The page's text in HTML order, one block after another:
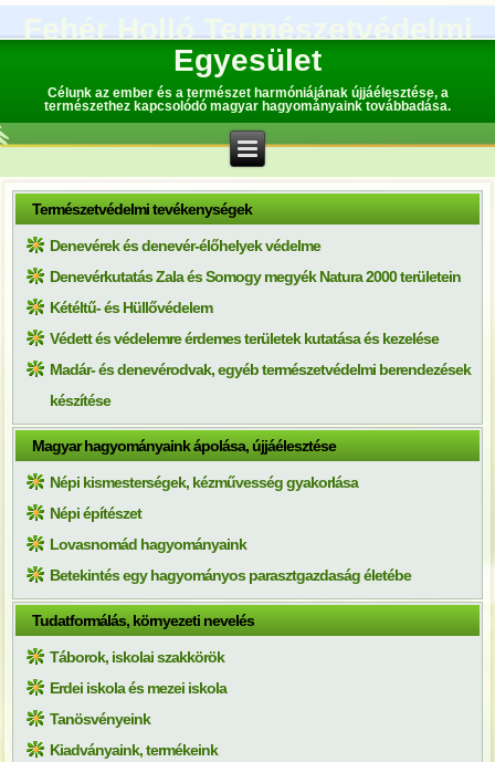
Fehér Holló Természetvédelmi
Egyesület
Célunk az ember és a természet harmóniájának újjáélesztése, a
természethez kapcsolódó magyar hagyományaink továbbadása.
Természetvédelmi tevékenységek
Denevérek és denevér-élőhelyek védelme
Denevérkutatás Zala és Somogy megyék Natura 2000 területein
Kétéltű- és Hüllővédelem
Védett és védelemre érdemes területek kutatása és kezelése
Madár- és denevérodvak, egyéb természetvédelmi berendezések
készítése
Magyar hagyományaink ápolása, újjáélesztése
Népi kismesterségek, kézművesség gyakorlása
Népi építészet
Lovasnomád hagyományaink
Betekintés egy hagyományos parasztgazdaság életébe
Tudatformálás, környezeti nevelés
Táborok, iskolai szakkörök
Erdei iskola és mezei iskola
Tanösvényeink
Kiadványaink, termékeink